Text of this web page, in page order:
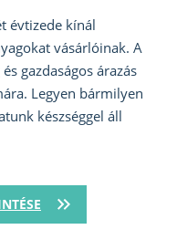
évtizede kínál
vásárlóinak. A
gazdaságos árazás
Legyen bármilyen
készséggel áll